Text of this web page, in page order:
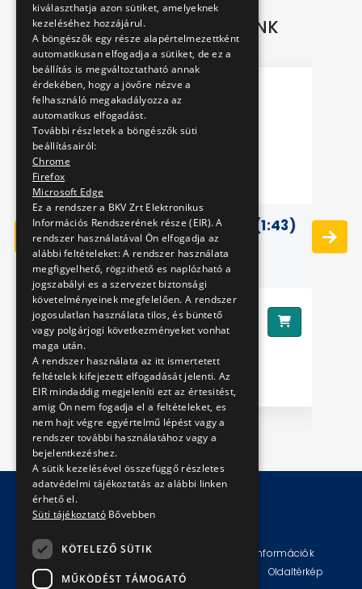
TOVÁBBI AJÁNLATAINK
AUTÓBUSZ MODELL IK60 (1:43)
Ár:22990 Ft
Impresszum Jogi nyilatkozat
Technikai információk
Adatvédelmi politika és tájékoztatások
Oldaltérkép
kiválaszthatja azon sütiket, amelyeknek
kezeléséhez hozzájárul.
A böngészők egy része alapértelmezettként
automatikusan elfogadja a sütiket, de ez a
beállítás is megváltoztatható annak
érdekében, hogy a jövőre nézve a
felhasználó megakadályozza az
automatikus elfogadást.
További részletek a böngészők süti
beállításairól:
Chrome
Firefox
Microsoft Edge
Ez a rendszer a BKV Zrt Elektronikus
Információs Rendszerének része (EIR). A
rendszer használatával Ön elfogadja az
alábbi feltételeket: A rendszer használata
megfigyelhető, rögzithető es naplózható a
jogszabályi es a szervezet biztonsági
követelményeinek megfelelően. A rendszer
jogosulatlan használata tilos, és büntető
vagy polgárjogi következményeket vonhat
maga után.
A rendszer használata az itt ismertetett
feltételek kifejezett elfogadását jelenti. Az
EIR mindaddig megjeleníti ezt az értesitést,
amig Ön nem fogadja el a feltételeket, es
nem hajt végre egyértelmű lépést vagy a
rendszer további használatához vagy a
bejelentkezéshez.
A sütik kezelésével összefüggő részletes
adatvédelmi tájékoztatás az alábbi linken
érhető el.
Süti tájékoztató Bővebben
KÖTELEZŐ SÜTIK
MŰKÖDÉST TÁMOGATÓ